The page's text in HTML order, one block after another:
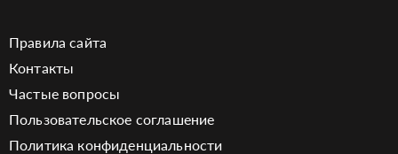
Правила сайта
Контакты
Частые вопросы
Пользовательское соглашение
Политика конфиденциальности